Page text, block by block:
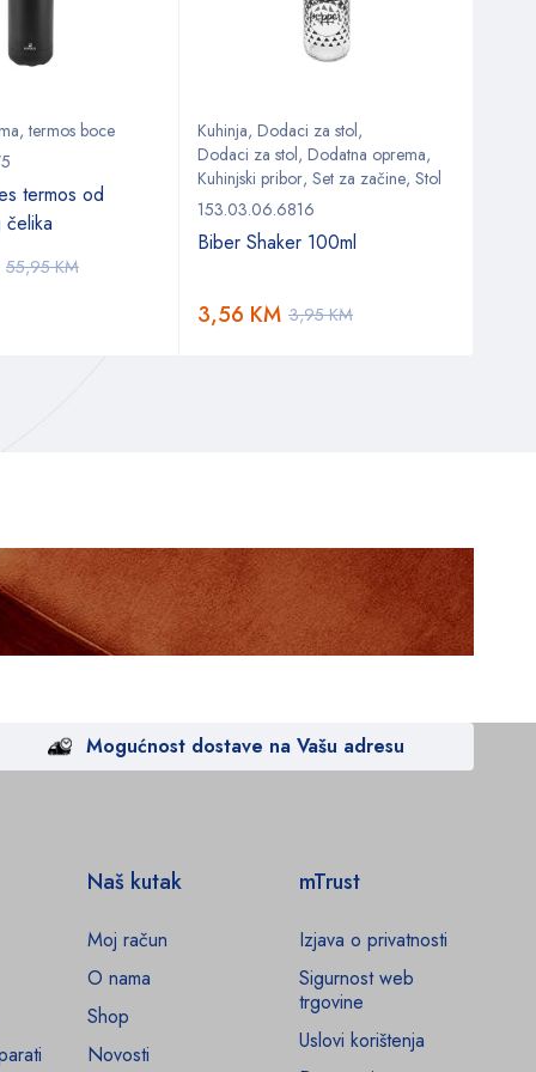
,termos boce
termos od
55,95KM
Kuhinja, Dodaci za stol,
Dodaci za stol, Dodatna oprema,
Kuhinjski pribor, Set za začine, Stol
153.03.06.6816
Biber Shaker 100ml
3,95KM
3,56 KM
Mogućnost dostave na Vašu adresu
Naš kutak
Moj račun
O nama
Shop
Novosti
mTrust
Izjava o privatnosti
Sigurnost web
trgovine
Uslovi korištenja